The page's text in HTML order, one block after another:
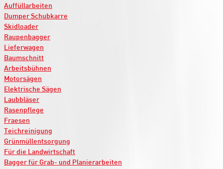
Auffüllarbeiten
Dumper Schubkarre
Skidloader
Raupenbagger
Lieferwagen
Baumschnitt
Arbeitsbühnen
Motorsägen
Elektrische Sägen
Laubbläser
Rasenpflege
Fraesen
Teichreinigung
Grünmüllentsorgung
Für die Landwirtschaft
Bagger für Grab- und Planierarbeiten